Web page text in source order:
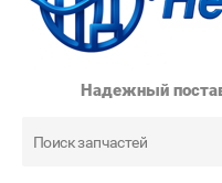
Надежный